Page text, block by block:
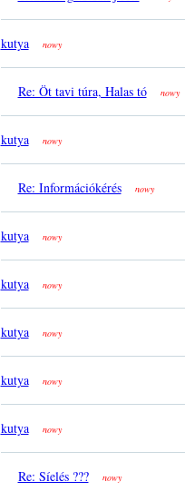
kutya nowy
Re: Öt tavi túra, Halas tó nowy
kutya nowy
Re: Információkérés nowy
kutya nowy
kutya nowy
kutya nowy
kutya nowy
kutya nowy
Re: Síelés ??? nowy